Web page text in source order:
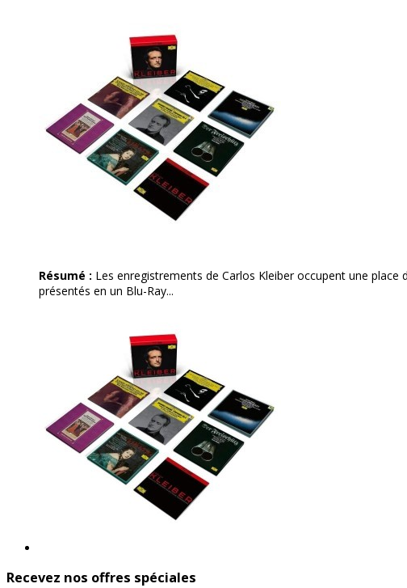
Résumé : Les enregistrements de Carlos Kleiber occupent une
présentés en un Blu-Ray...
Recevez nos offres spéciales